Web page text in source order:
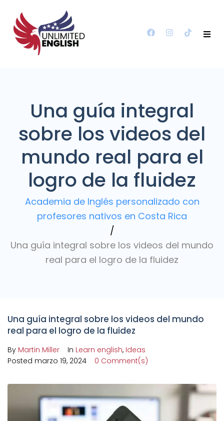
Una guía integral
sobre los videos del
mundo real para el
logro de la fluidez
Academia de Inglés personalizado con
profesores nativos en Costa Rica
/
Una guía integral sobre los videos del mundo
real para el logro de la fluidez
Una guía integral sobre los videos del mundo
real para el logro de la fluidez
By Martin Miller In Learn english, Ideas
Posted marzo 19, 2024 0 Comment(s)